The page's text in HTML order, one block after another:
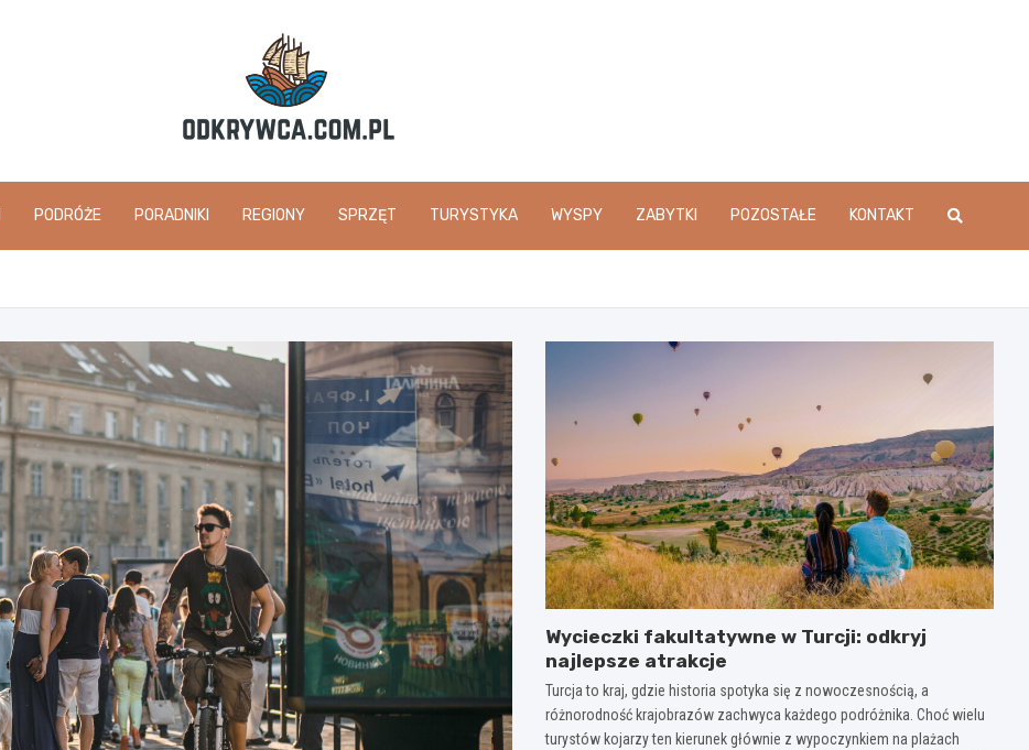
PODRÓŻE PORADNIKI REGIONY SPRZĘT TURYSTYKA WYSPY ZABYTKI POZOSTAŁE KONTAKT
Wycieczki fakultatywne w Turcji: odkryj
najlepsze atrakcje
Turcja to kraj, gdzie historia spotyka się z nowoczesnością, a
różnorodność krajobrazów zachwyca każdego podróżnika. Choć wielu
turystów kojarzy ten kierunek głównie z wypoczynkiem na plażach